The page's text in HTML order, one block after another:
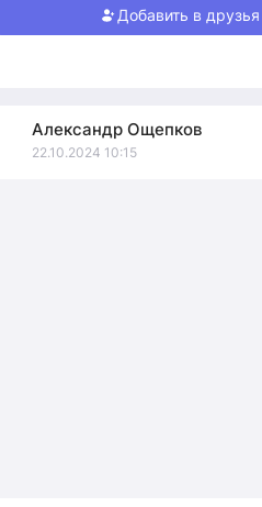
соц сети:vk.com/id264103279
Добавить в друзья
Александр Ощепков
22.10.2024 10:15